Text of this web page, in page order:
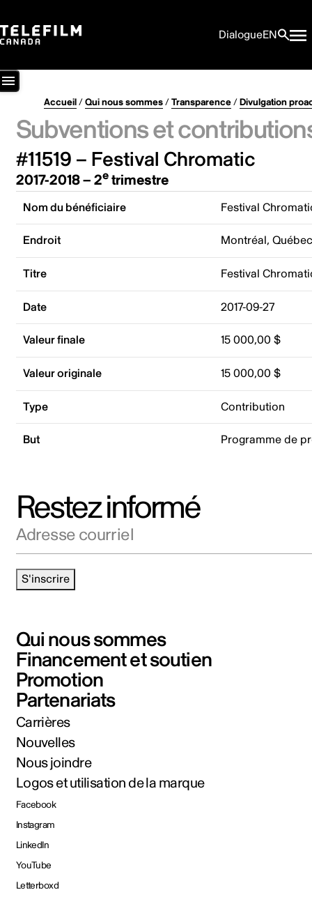
DialogueEN
Accueil/Qui nous sommes/Transparence/Divulgation
Subventions et
#11519 – Festival Chromatic
2017-2018 – 2etrimestre
Nom du bénéficiaire Festival
Endroit Montréal,
Titre Festival
Date 2017-09-27
Valeur finale 15 000,00 $
Valeur originale 15 000,00 $
Type Contribution
But Programme de
Restez informé
S'inscrire
Qui nous sommes
Financement et soutien
Promotion
Partenariats
Carrières
Nouvelles
Nous joindre
Logos et utilisation de la marque
Facebook
Instagram
LinkedIn
YouTube
Letterboxd